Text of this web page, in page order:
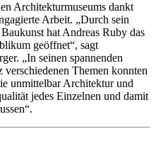
Architekturmuseums dankt
Arbeit. „Durch sein
hat Andreas Ruby das
geöffnet“, sagt
„In seinen spannenden
verschiedenen Themen konnten
unmittelbar Architektur und
jedes Einzelnen und damit